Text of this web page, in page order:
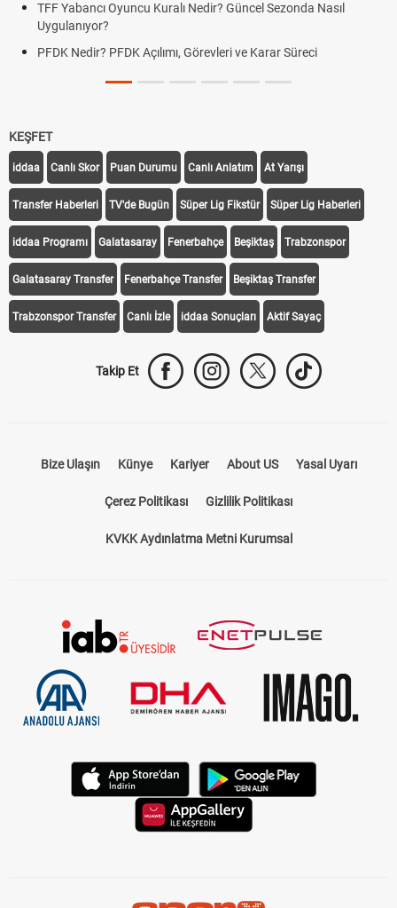
TFF Yabancı Oyuncu Kuralı Nedir? Güncel Sezonda Nasıl
Uygulanıyor?
PFDK Nedir? PFDK Açılımı, Görevleri ve Karar Süreci
KEŞFET
iddaa Canlı Skor Puan Durumu Canlı Anlatım At Yarışı
Transfer Haberleri TV'de Bugün Süper Lig Fikstür Süper Lig Haberleri
iddaa Programı Galatasaray Fenerbahçe Beşiktaş Trabzonspor
Galatasaray Transfer Fenerbahçe Transfer Beşiktaş Transfer
Trabzonspor Transfer Canlı İzle iddaa Sonuçları Aktif Sayaç
Takip Et
Bize Ulaşın Künye Kariyer About US Yasal Uyarı
Çerez Politikası Gizlilik Politikası
KVKK Aydınlatma Metni Kurumsal